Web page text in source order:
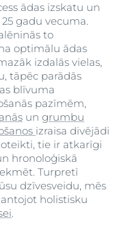
ādas izskatu un
gadu vecuma.
to
optimālu ādas
izdalās vielas,
tāpēc parādās
blīvuma
pazīmēm,
un grumbu
izraisa divējādi
tie ir atkarīgi
hronoloģiskā
Turpretī
dzīvesveidu, mēs
holistisku
.